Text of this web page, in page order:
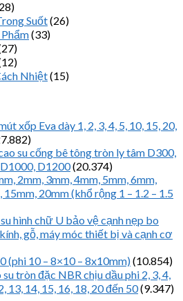
Suốt(26)
(33)
Nhiệt(15)
xốp Eva dày 1, 2, 3, 4, 5, 10, 15, 20,
su cống bê tông tròn ly tâm D300,
D1200(20.374)
2mm, 3mm, 4mm, 5mm, 6mm,
20mm (khổ rộng 1 – 1.2 – 1.5
hình chữ U bảo vệ cạnh nẹp bo
gỗ, máy móc thiết bị và cạnh cơ
(phi 10 – 8×10 – 8x10mm)(10.854)
tròn đặc NBR chịu dầu phi 2, 3, 4,
13, 14, 15, 16, 18, 20 đến 50(9.347)